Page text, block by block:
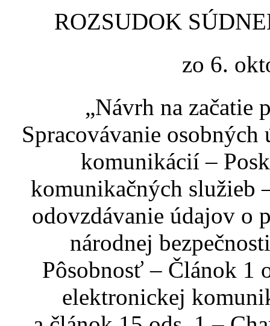
ROZSUDOK
zo 6.
„Návrh na začatie
Spracovávanie
komunikácií –
komunikačných služieb
odovzdávanie údajov o
národnej
Pôsobnosť – Článok 1
elektronickej